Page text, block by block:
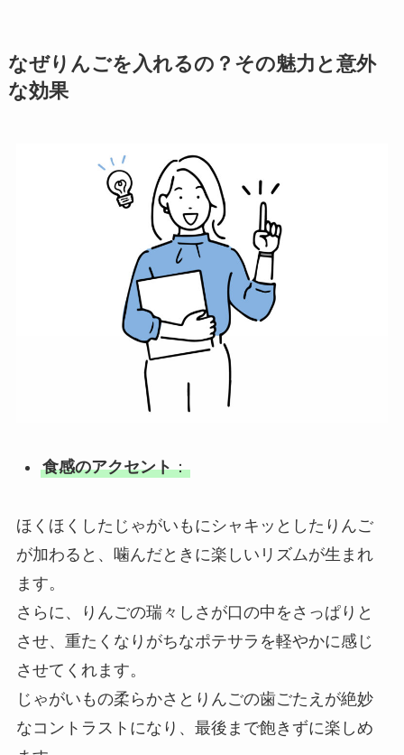
なぜりんごを入れるの？その魅力と意外
な効果
食感のアクセント：
ほくほくしたじゃがいもにシャキッとしたりんご
が加わると、噛んだときに楽しいリズムが生まれ
ます。
さらに、りんごの瑞々しさが口の中をさっぱりと
させ、重たくなりがちなポテサラを軽やかに感じ
させてくれます。
じゃがいもの柔らかさとりんごの歯ごたえが絶妙
なコントラストになり、最後まで飽きずに楽しめ